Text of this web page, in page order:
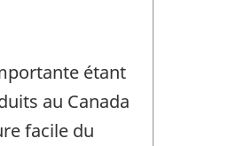
étant
au Canada
facile du